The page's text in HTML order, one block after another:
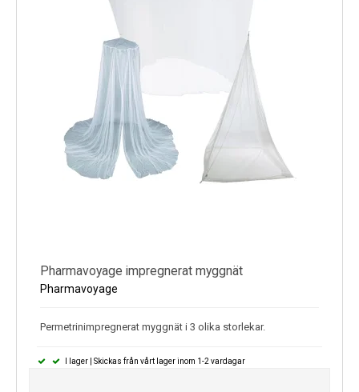
Pharmavoyage impregnerat myggnät
Pharmavoyage
Permetrinimpregnerat myggnät i 3 olika storlekar.
I lager | Skickas från vårt lager inom 1-2 vardagar